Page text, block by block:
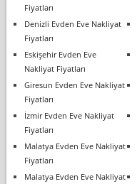
Fiyatları
Denizli Evden Eve Nakliyat
Fiyatları
Eskişehir Evden Eve
Nakliyat Fiyatları
Giresun Evden Eve Nakliyat
Fiyatları
İzmir Evden Eve Nakliyat
Fiyatları
Malatya Evden Eve Nakliyat
Fiyatları
Malatya Evden Eve Nakliyat